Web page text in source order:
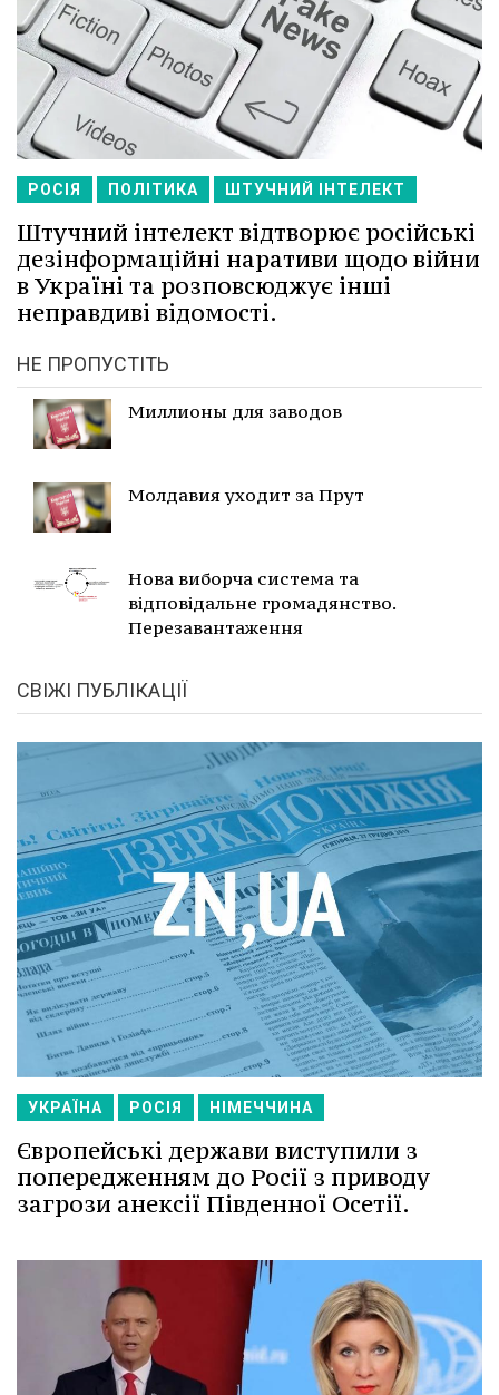
РОСІЯ ПОЛІТИКА ШТУЧНИЙ ІНТЕЛЕКТ
Штучний інтелект відтворює російські
дезінформаційні наративи щодо війни
в Україні та розповсюджує інші
неправдиві відомості.
НЕ ПРОПУСТІТЬ
Миллионы для заводов
Молдавия уходит за Прут
Нова виборча система та
відповідальне громадянство.
Перезавантаження
СВІЖІ ПУБЛІКАЦІЇ
УКРАЇНА РОСІЯ НІМЕЧЧИНА
Європейські держави виступили з
попередженням до Росії з приводу
загрози анексії Південної Осетії.